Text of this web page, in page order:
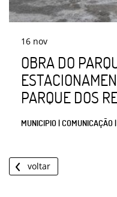
16 nov
OBRA DO
PARQUE DOS
MUNICIPIO | COMUNICAÇÃO
voltar